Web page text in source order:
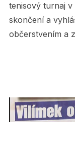
tenisový turnaj
skončení a
občerstvením a